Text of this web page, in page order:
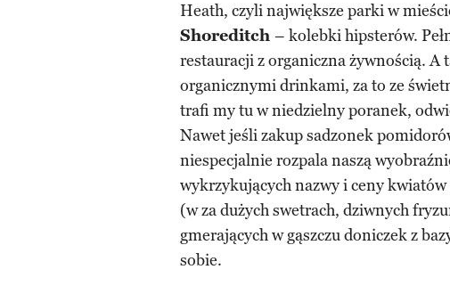
Heath, czyli największe parki w
Shoreditch – kolebki hipsterów.
restauracji z organiczna żywnością. A
organicznymi drinkami, za to ze
trafi my tu w niedzielny poranek,
Nawet jeśli zakup sadzonek
niespecjalnie rozpala naszą
wykrzykujących nazwy i ceny
(w za dużych swetrach, dziwnych
gmerających w gąszczu doniczek z
sobie.